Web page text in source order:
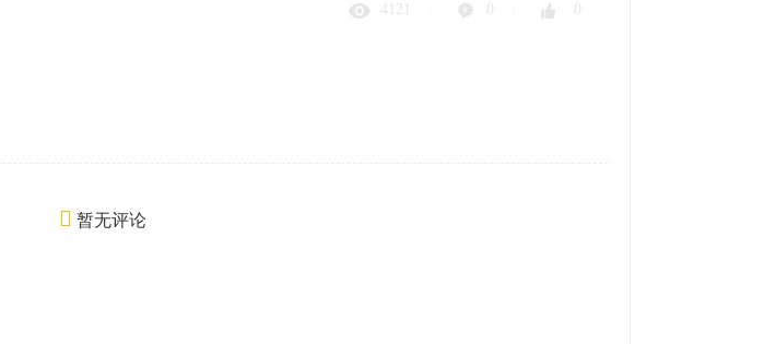
4121
暂无评论